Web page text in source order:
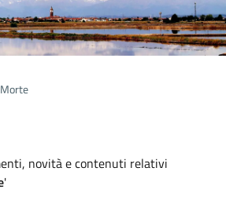
Morte
novità e contenuti relativi
'